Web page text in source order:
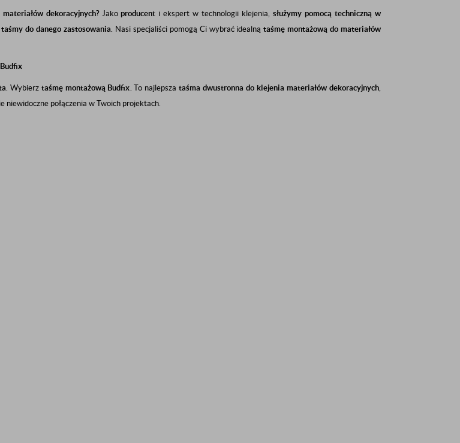
dekoracyjnych?Jakoproducent i ekspert w technologii klejenia,służymy pomocą techniczną w
do danego zastosowania. Nasi specjaliści pomogą Ci wybrać idealnątaśmę montażową do materiałów
. Wybierz taśmę montażową Budfix. To najlepszataśma dwustronna do klejenia materiałów dekoracyjnych,
połączenia w Twoich projektach.